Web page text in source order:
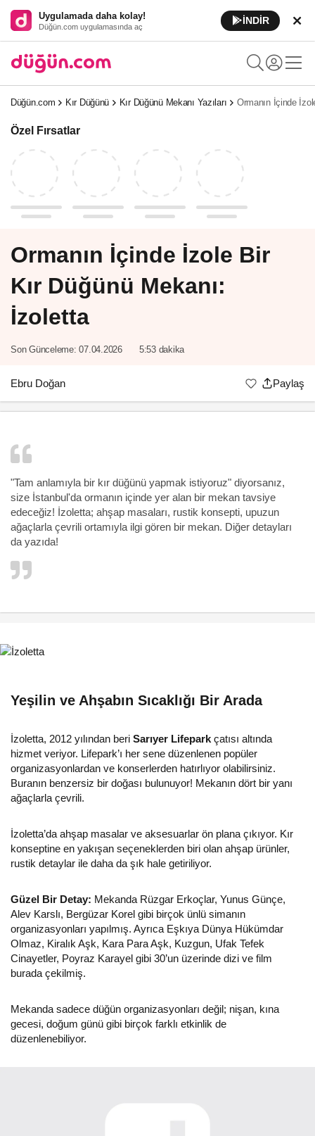
Uygulamada daha kolay!
Düğün.com uygulamasında aç
İNDİR
Düğün.com Kır Düğünü Kır Düğünü Mekanı Yazıları Ormanın İçinde
Özel Fırsatlar
Ormanın İçinde İzole Bir
Kır Düğünü Mekanı:
İzoletta
Son Günceleme: 07.04.2026 5:53 dakika
Ebru Doğan Paylaş
"Tam anlamıyla bir kır düğünü yapmak istiyoruz" diyorsanız,
size İstanbul'da ormanın içinde yer alan bir mekan tavsiye
edeceğiz! İzoletta; ahşap masaları, rustik konsepti, upuzun
ağaçlarla çevrili ortamıyla ilgi gören bir mekan. Diğer detayları
da yazıda!
Yeşilin ve Ahşabın Sıcaklığı Bir Arada
İzoletta, 2012 yılından beri Sarıyer Lifepark çatısı altında
hizmet veriyor. Lifepark’ı her sene düzenlenen popüler
organizasyonlardan ve konserlerden hatırlıyor olabilirsiniz.
Buranın benzersiz bir doğası bulunuyor! Mekanın dört bir yanı
ağaçlarla çevrili.
İzoletta’da ahşap masalar ve aksesuarlar ön plana çıkıyor. Kır
konseptine en yakışan seçeneklerden biri olan ahşap ürünler,
rustik detaylar ile daha da şık hale getiriliyor.
Güzel Bir Detay: Mekanda Rüzgar Erkoçlar, Yunus Günçe,
Alev Karslı, Bergüzar Korel gibi birçok ünlü simanın
organizasyonları yapılmış. Ayrıca Eşkıya Dünya Hükümdar
Olmaz, Kiralık Aşk, Kara Para Aşk, Kuzgun, Ufak Tefek
Cinayetler, Poyraz Karayel gibi 30’un üzerinde dizi ve film
burada çekilmiş.
Mekanda sadece düğün organizasyonları değil; nişan, kına
gecesi, doğum günü gibi birçok farklı etkinlik de
düzenlenebiliyor.